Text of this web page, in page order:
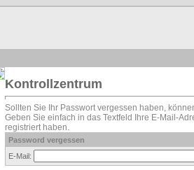
Kontrollzentrum
Sollten Sie Ihr Passwort vergessen haben,
Geben Sie einfach in das Textfeld Ihre E-Mail-
registriert haben.
Password vergessen
E-Mail: